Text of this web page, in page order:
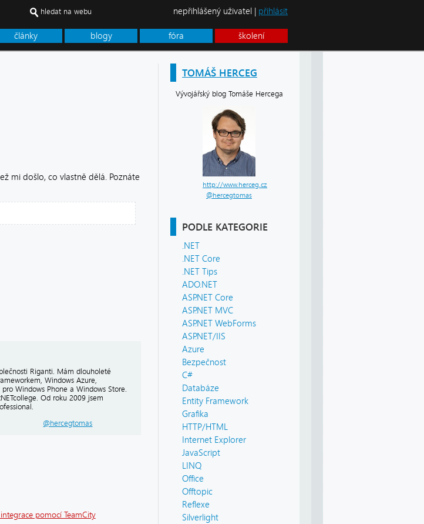
články blogy fóra školení
hledat na webu nepřihlášený uživatel | přihlásit
TOMÁŠ HERCEG
Vývojářský blog Tomáše Hercega
http://www.herceg.cz
@hercegtomas
PODLE KATEGORIE
.NET
.NET Core
.NET Tips
ADO.NET
ASP.NET Core
ASP.NET MVC
ASP.NET WebForms
ASP.NET/IIS
Azure
Bezpečnost
C#
Databáze
Entity Framework
Grafika
HTTP/HTML
Internet Explorer
JavaScript
LINQ
Office
Offtopic
Reflexe
Silverlight
mi došlo, co vlastně dělá. Poznáte
Riganti. Mám dlouholeté
Windows Azure,
Windows Phone a Windows Store.
Od roku 2009 jsem
@hercegtomas
pomocí TeamCity